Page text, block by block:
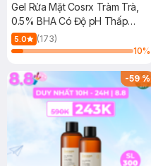
Gel Rửa Mặt Cosrx Tràm Trà,
0.5% BHA Có Độ pH Thấp
150ml
5.0
(173)
10%
-59%